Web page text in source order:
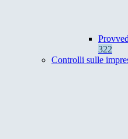
322
Controlli sulle